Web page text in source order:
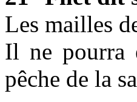
Les mailles
Il ne pourra
pêche de la